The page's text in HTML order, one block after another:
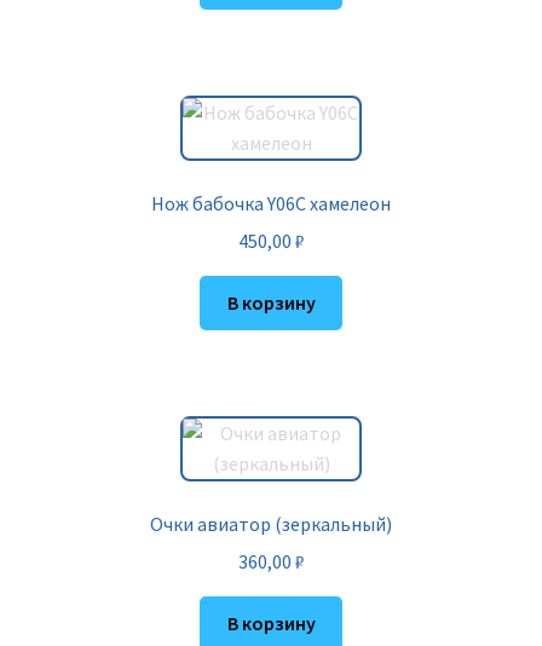
Нож бабочка Y06C хамелеон
450,00 ₽
В корзину
Очки авиатор (зеркальный)
360,00 ₽
В корзину